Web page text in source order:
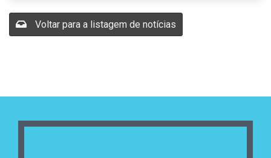
Voltar para a listagem de notícias